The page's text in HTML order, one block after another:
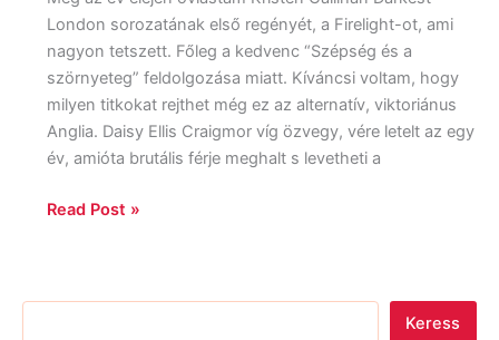
London sorozatának első regényét, a Firelight-ot, ami
nagyon tetszett. Főleg a kedvenc “Szépség és a
szörnyeteg” feldolgozása miatt. Kíváncsi voltam, hogy
milyen titkokat rejthet még ez az alternatív, viktoriánus
Anglia. Daisy Ellis Craigmor víg özvegy, vére letelt az egy
év, amióta brutális férje meghalt s levetheti a
Read Post »
Keress